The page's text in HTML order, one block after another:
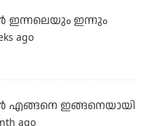
ഇന്നലെയും ഇന്നും
ago
എങ്ങനെ ഇങ്ങനെയായി
ago